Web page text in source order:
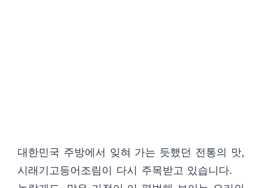
대한민국 주방에서 잊혀 가는 듯했던 전통의 맛,
시래기고등어조림이 다시 주목받고 있습니다.